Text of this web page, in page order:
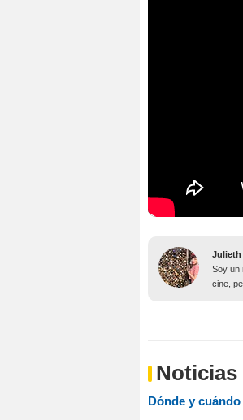
Julieth
Soy un
cine,
Noticias
Dónde y